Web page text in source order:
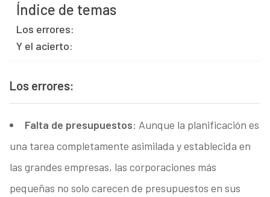
Índice de temas
Los errores:
Y el acierto:
Los errores:
Falta de presupuestos: Aunque la planificación es
una tarea completamente asimilada y establecida en
las grandes empresas, las corporaciones más
pequeñas no solo carecen de presupuestos en sus